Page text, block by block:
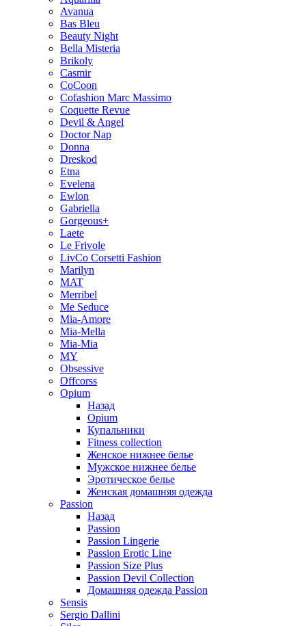
Avanua
Bas Bleu
Beauty Night
Bella Misteria
Brikoly
Casmir
CoCoon
Cofashion Marc Massimo
Coquette Revue
Devil & Angel
Doctor Nap
Donna
Dreskod
Etna
Evelena
Ewlon
Gabriella
Gorgeous+
Laete
Le Frivole
LivCo Corsetti Fashion
Marilyn
MAT
Merribel
Me Seduce
Mia-Amore
Mia-Mella
Mia-Mia
MY
Obsessive
Offcorss
Opium
Назад
Opium
Купальники
Fitness collection
Женское нижнее белье
Мужское нижнее белье
Эротическое белье
Женская домашняя одежда
Passion
Назад
Passion
Passion Lingerie
Passion Erotic Line
Passion Size Plus
Passion Devil Collection
Домашняя одежда Passion
Sensis
Sergio Dallini